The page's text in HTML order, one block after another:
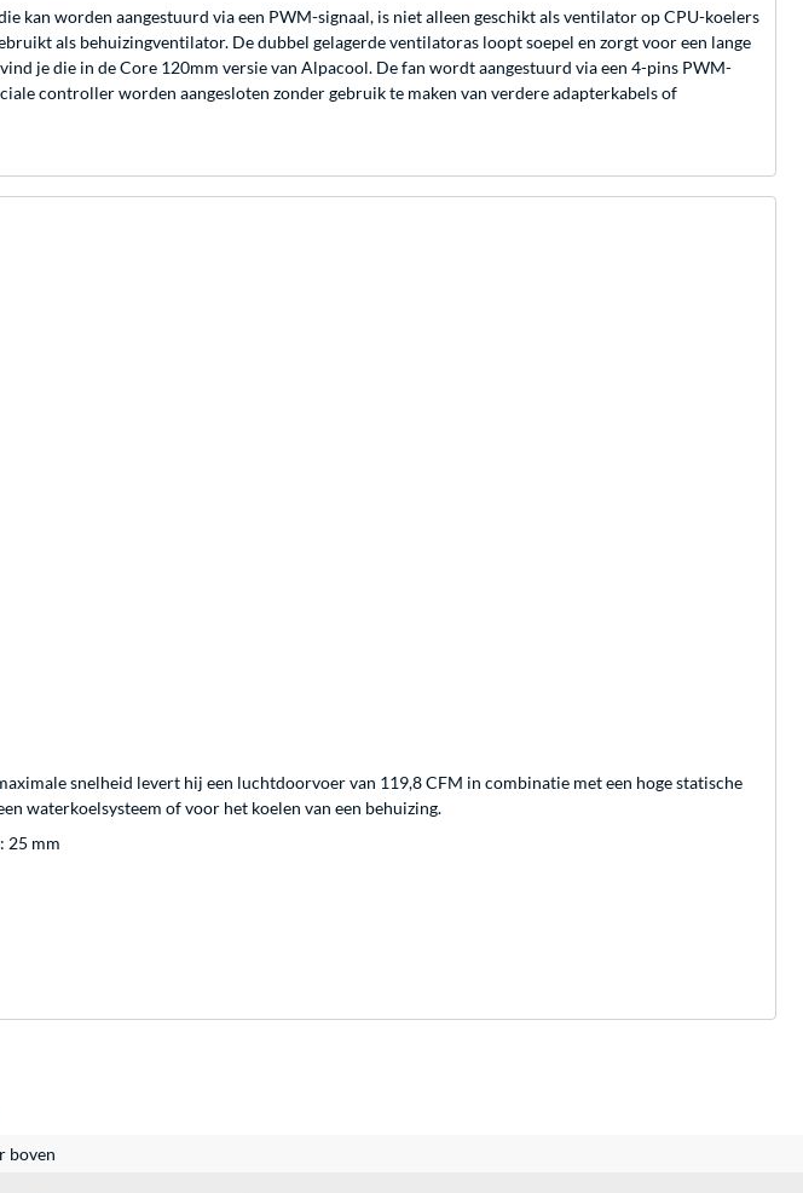
kan worden aangestuurd via een PWM-signaal, is niet alleen geschikt als ventilator op CPU-koelers
als behuizingventilator. De dubbel gelagerde ventilatoras loopt soepel en zorgt voor een lange
je die in de Core 120mm versie van Alpacool. De fan wordt aangestuurd via een 4-pins PWM-
controller worden aangesloten zonder gebruik te maken van verdere adapterkabels of
snelheid levert hij een luchtdoorvoer van 119,8 CFM in combinatie met een hoge statische
waterkoelsysteem of voor het koelen van een behuizing.
25 mm
boven